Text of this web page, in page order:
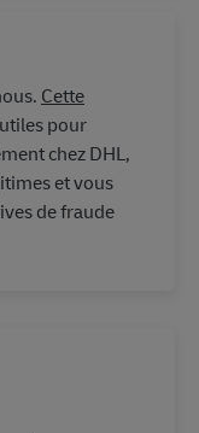
Cette
pour
chez DHL,
et vous
de fraude